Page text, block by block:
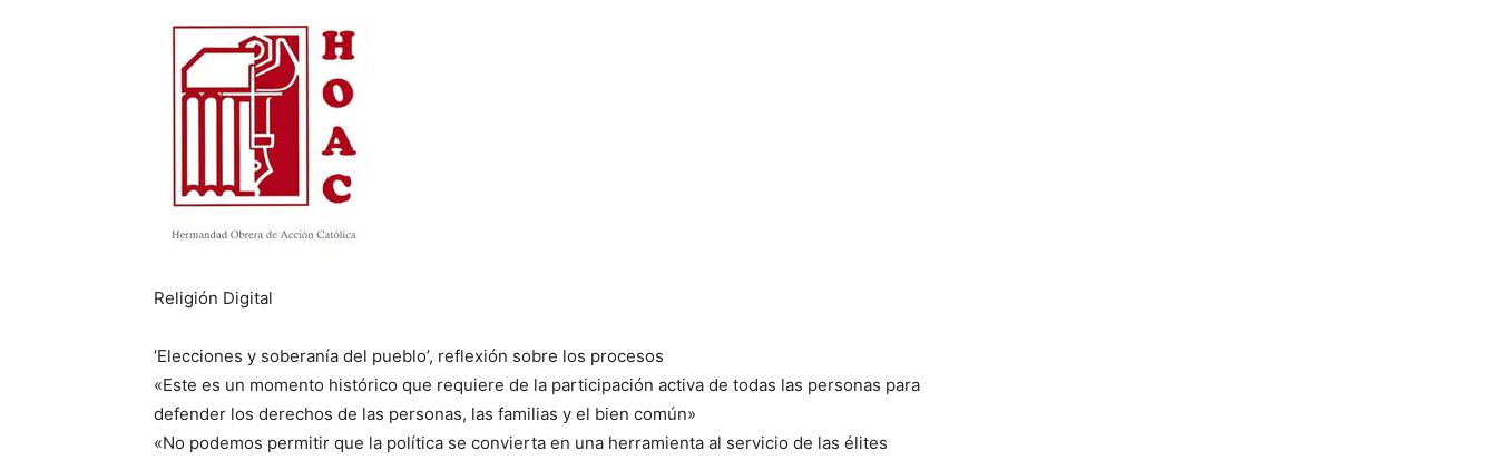
Religión Digital
‘Elecciones y soberanía del pueblo’, reflexión sobre los procesos
«Este es un momento histórico que requiere de la participación activa de todas las personas para
defender los derechos de las personas, las familias y el bien común»
«No podemos permitir que la política se convierta en una herramienta al servicio de las élites